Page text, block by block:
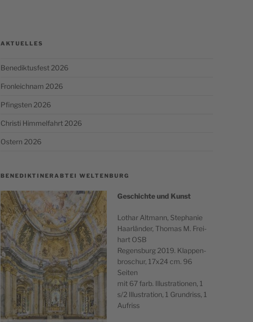
AKTUELLES
Benediktusfest 2026
Fronleichnam 2026
Pfingsten 2026
Christi Himmelfahrt 2026
Ostern 2026
BENEDIKTINERABTEI WELTENBURG
Geschichte und Kunst
Lothar Alt­mann, Stephanie
Haar­län­der, Thomas M. Frei­
hart OSB
Regens­burg 2019. Klap­pen­
broschur, 17x24 cm. 96
Seiten
mit 67 farb. Illus­tra­tio­nen, 1
s/2 Illus­tra­tion, 1 Grun­driss, 1
Aufriss